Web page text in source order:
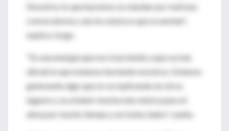
Nosotros lo que hacemos es mandar por mail una
convocatoria y van los músicos que se anotan",
explica Jorge.
"Es una energía que nos trasciende y que va más
allá de lo que estamos haciendo nosotros. Estamos
generando algo que se va replicando en otros
lugares y va a haber mucha más música para el
alma por mucho tiempo y en todos lados", sueña.